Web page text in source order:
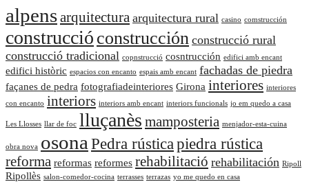
alpensarquitectura arquitectura rural casino comstrucción
construcció construcción construcció rural
construcció tradicional copnstrucció cosntrucción edifici amb encant
edifici històric espacios con encanto espais amb encant fachadas de piedra
façanes de pedra fotografiadeinteriores Girona interiores interiores
con encanto interiors interiors amb encant interiors funcionals jo em quedo a casa
Les Llosses llar de foc lluçanès mamposteria menjador-esta-cuina
obra nova osona Pedra rústica piedra rústica
reforma reformas reformes rehabilitació rehabilitación Ripoll
Ripollès salon-comedor-cocina terrasses terrazas yo me quedo en casa